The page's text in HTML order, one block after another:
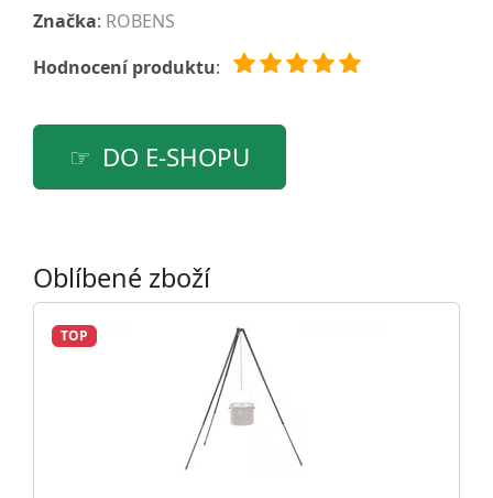
Značka: ROBENS
Hodnocení produktu:
DO E-SHOPU
Oblíbené zboží
TOP